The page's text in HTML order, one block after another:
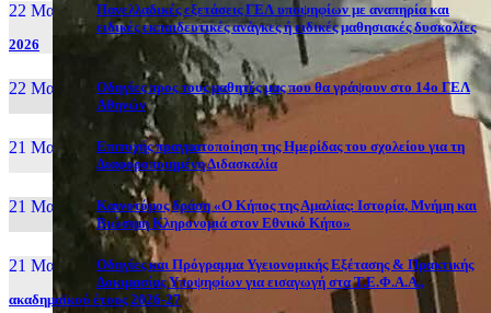
22 Μαι, 26
Πανελλαδικές εξετάσεις ΓΕΛ υποψηφίων με αναπηρία και
ειδικές εκπαιδευτικές ανάγκες ή ειδικές μαθησιακές δυσκολίες
2026
22 Μαι, 26
Οδηγίες προς τους μαθητές μας που θα γράψουν στο 14ο ΓΕΛ
Αθηνών
21 Μαι, 26
Επιτυχής πραγματοποίηση της Ημερίδας του σχολείου για τη
Διαφοροποιημένη Διδασκαλία
21 Μαι, 26
Καινοτόμος δράση «Ο Κήπος της Αμαλίας: Ιστορία, Μνήμη και
Βιώσιμη Κληρονομιά στον Εθνικό Κήπο»
21 Μαι, 26
Οδηγίες και Πρόγραμμα Υγειονομικής Εξέτασης & Πρακτικής
Δοκιμασίας Υποψηφίων για εισαγωγή στα Τ.Ε.Φ.Α.Α.,
ακαδημαϊκού έτους 2026-27